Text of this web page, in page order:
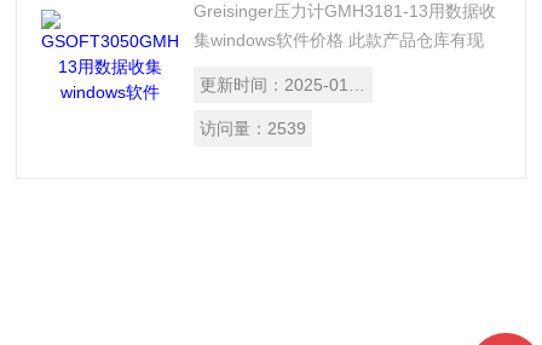
Greisinger压力计GMH3181-13用数据收
集windows软件价格 此款产品仓库有现
据读取和打印各种存储在 GMH3xxx 和
GMH5xxx 系列带记录功能仪表中的数
更新时间： 2025-01-13
访问量： 2539